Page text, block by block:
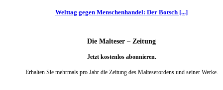
Welttag gegen Menschenhandel: Der Botsch [...]
Die Malteser – Zeitung
Jetzt kostenlos abonnieren.
Erhalten Sie mehrmals pro Jahr die Zeitung des Malteserordens und seiner Werke.